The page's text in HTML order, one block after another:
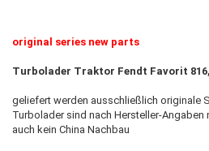
original series new parts
Turbolader Traktor Fendt Favorit
geliefert werden ausschließlich originale
Turbolader sind nach Hersteller-
auch kein China Nachbau